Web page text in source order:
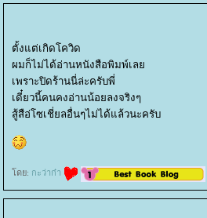
ตั้งแต่เกิดโควิด
ผมก็ไม่ได้อ่านหนังสือพิมพ์เล
เพราะปิดร้านนี่ล่ะครับพี่
เดี๋ยวนี้คนคงอ่านน้อยลงจริงๆ
สู้สือ่โซเชี่ยลอื่นๆไม่ได้แล้วนะครับ
ดย: กะว่าก๋า